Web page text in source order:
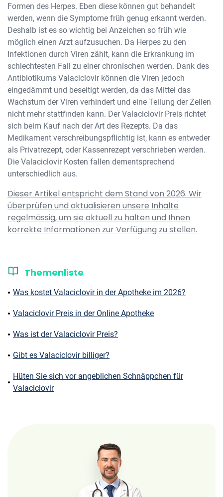
Formen des Herpes. Eben diese können gut behandelt
werden, wenn die Symptome früh genug erkannt werden.
Deshalb ist es so wichtig bei Anzeichen so früh wie
möglich einen Arzt aufzusuchen. Da Herpes zu den
Infektionen durch Viren zählt, kann die Erkrankung im
schlechtesten Fall zu einer chronischen werden. Dank des
Antibiotikums Valaciclovir können die Viren jedoch
eingedämmt und beseitigt werden, da das Mittel das
Wachstum der Viren verhindert und eine Teilung der Zellen
nicht mehr stattfinden kann. Der Valaciclovir Preis richtet
sich beim Kauf nach der Art des Rezepts. Da das
Medikament verschreibungspflichtig ist, kann es entweder
als Privatrezept, oder Kassenrezept verschrieben werden.
Die Valaciclovir Kosten fallen dementsprechend
unterschiedlich aus.
Dieser Artikel entspricht dem Stand von 2026. Wir
überprüfen und aktualisieren unsere Inhalte
regelmässig, um sie aktuell zu halten und Ihnen
korrekte Informationen zur Verfügung zu stellen.
Themenliste
Was kostet Valaciclovir in der Apotheke im 2026?
Valaciclovir Preis in der Online Apotheke
Was ist der Valaciclovir Preis?
Gibt es Valaciclovir billiger?
Hüten Sie sich vor angeblichen Schnäppchen für
Valaciclovir